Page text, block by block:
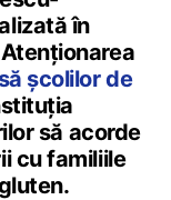
în
școlilor de
să acorde
cu familiile